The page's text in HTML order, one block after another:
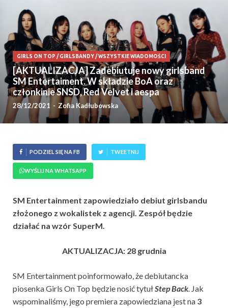
GIRLS ON TOP /GIRLSBANDY/WSZYSTKIE WIADOMOŚCI
[AKTUALIZACJA] Zadebiutuje nowy girlsband
SM Entertaiment. W składzie BoA oraz
członkinie SNSD, Red Velvet i aespa
28/12/2021 - Zofia Kadłubowska
PODZIEL SIĘ NA FB TWEETNIJ
WYŚLIJ NA WHATSAPP
SM Entertainment zapowiedziało debiut girlsbandu
złożonego z wokalistek z agencji. Zespół będzie
działać na wzór SuperM.
AKTUALIZACJA: 28 grudnia
SM Entertainment poinformowało, że debiutancka
piosenka Girls On Top będzie nosić tytułStep Back. Jak
wspominaliśmy, jego premiera zapowiedziana jest na 3